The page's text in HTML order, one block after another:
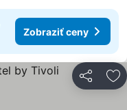
Zobraziť ceny
Zdieľať